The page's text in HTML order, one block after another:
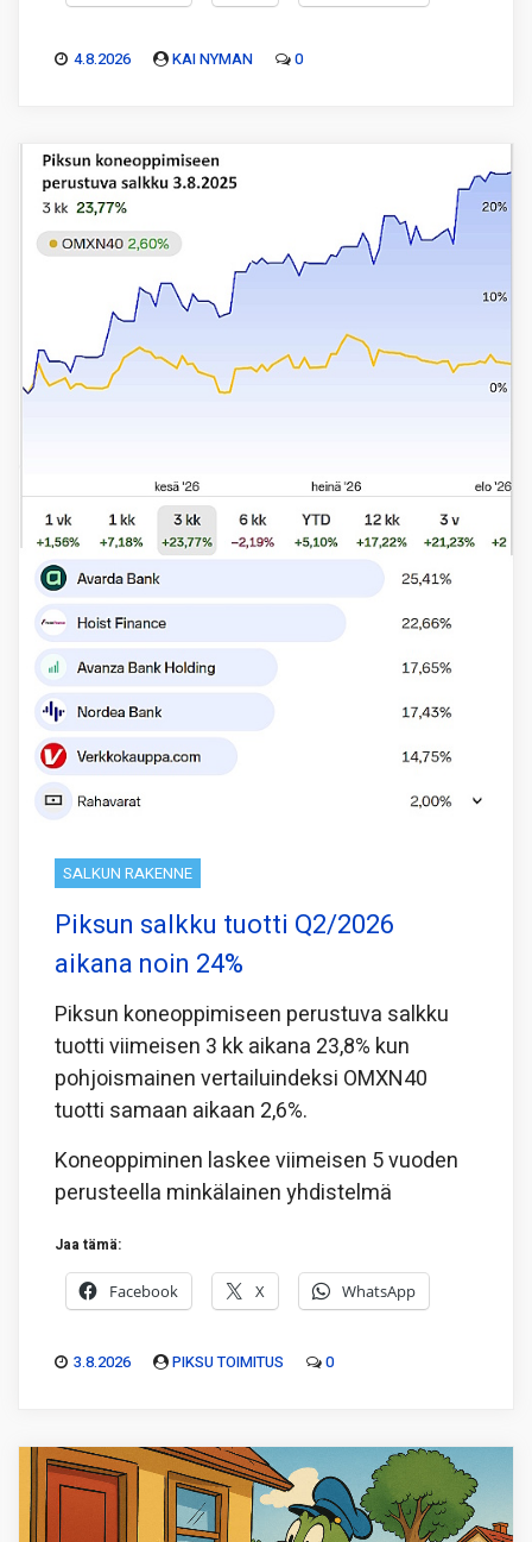
4.8.2026 KAI NYMAN 0
SALKUN RAKENNE
Piksun salkku tuotti Q2/2026
aikana noin 24%
Piksun koneoppimiseen perustuva salkku
tuotti viimeisen 3 kk aikana 23,8% kun
pohjoismainen vertailuindeksi OMXN40
tuotti samaan aikaan 2,6%.
Koneoppiminen laskee viimeisen 5 vuoden
perusteella minkälainen yhdistelmä
Jaa tämä:
Facebook X WhatsApp
3.8.2026 PIKSU TOIMITUS 0